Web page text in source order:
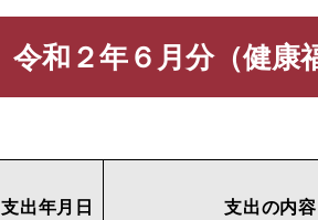
令和２年６月分（健康
支出年月日 支出の内容